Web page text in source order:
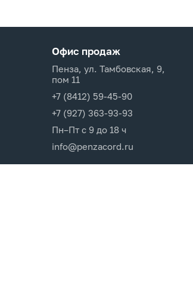
Офис продаж
Пенза, ул. Тамбовская, 9,
пом 11
+7 (8412) 59-45-90
+7 (927) 363-93-93
Пн–Пт с 9 до 18 ч
info@penzacord.ru